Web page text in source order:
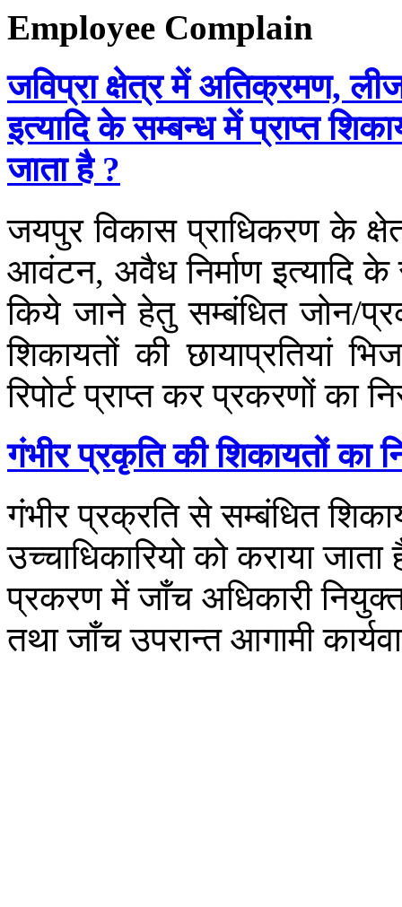
Employee Complain
जविप्रा क्षेत्र में अतिक्रमण,
इत्यादि के सम्बन्ध में प्राप्त
जाता है ?
जयपुर विकास प्राधिकरण के
आवंटन, अवैध निर्माण इत्यादि के
किये जाने हेतु सम्बंधित जोन/
शिकायतों की छायाप्रतियां
रिपोर्ट प्राप्त कर प्रकरणों का
गंभीर प्रकृति की शिकायतों का
गंभीर प्रक्रति से सम्बंधित
उच्चाधिकारियो को कराया जाता
प्रकरण में जाँच अधिकारी
तथा जाँच उपरान्त आगामी